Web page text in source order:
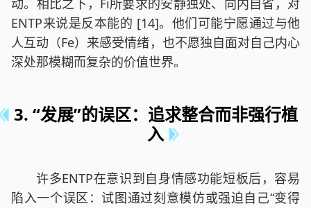
动。相比之下，Fi所要求的安静独处、向内自省，对
ENTP来说是反本能的 [14]。他们可能宁愿通过与他
人互动（Fe）来感受情绪，也不愿独自面对自己内心
深处那模糊而复杂的价值世界。
3. “发展”的误区：追求整合而非强行植
入
许多ENTP在意识到自身情感功能短板后，容易
陷入一个误区：试图通过刻意模仿或强迫自己“变得